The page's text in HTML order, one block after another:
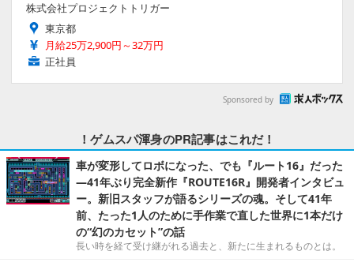
株式会社プロジェクトトリガー
東京都
月給25万2,900円～32万円
正社員
Sponsored by
！ゲムスパ渾身のPR記事はこれだ！
車が変形してロボになった、でも『ルート16』だった
―41年ぶり完全新作『ROUTE16R』開発者インタビュ
ー。新旧スタッフが語るシリーズの魂。そして41年
前、たった1人のために手作業で直した世界に1本だけ
の“幻のカセット”の話
長い時を経て受け継がれる過去と、新たに生まれるものとは。